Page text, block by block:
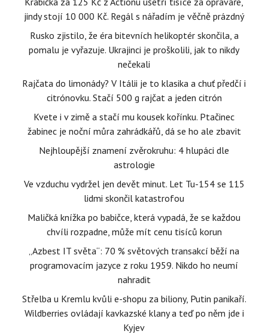
jindy stojí 10 000 Kč. Regál s nářadím je věčně prázdný
Rusko zjistilo, že éra bitevních helikoptér skončila, a
pomalu je vyřazuje. Ukrajinci je proškolili, jak to nikdy
nečekali
Rajčata do limonády? V Itálii je to klasika a chuť předčí i
citrónovku. Stačí 500 g rajčat a jeden citrón
Kvete i v zimě a stačí mu kousek kořínku. Ptačinec
žabinec je noční můra zahrádkářů, dá se ho ale zbavit
Nejhloupější znamení zvěrokruhu: 4 hlupáci dle
astrologie
Ve vzduchu vydržel jen devět minut. Let Tu-154 se 115
lidmi skončil katastrofou
Maličká knížka po babičce, která vypadá, že se každou
chvíli rozpadne, může mít cenu tisíců korun
„Azbest IT světa“: 70 % světových transakcí běží na
programovacím jazyce z roku 1959. Nikdo ho neumí
nahradit
Střelba u Kremlu kvůli e-shopu za biliony, Putin panikaří.
Wildberries ovládají kavkazské klany a teď po něm jde i
Kyjev